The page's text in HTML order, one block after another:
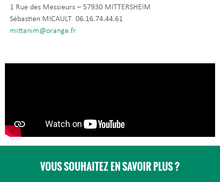
1 Rue des Messieurs – 57930 MITTERSHEIM
Sébastien MICAULT 06.16.74.44.61
mittanim@orange.fr
VOUS SOUHAITEZ EN SAVOIR PLUS ?